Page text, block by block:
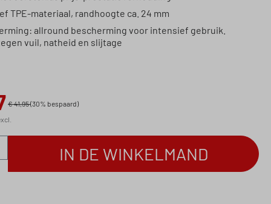
TPE-materiaal, randhoogte ca. 24 mm
allround bescherming voor intensief gebruik.
vuil, natheid en slijtage
€ 41,95(30% bespaard)
Voer de gewenste
IN DE WINKELMAND